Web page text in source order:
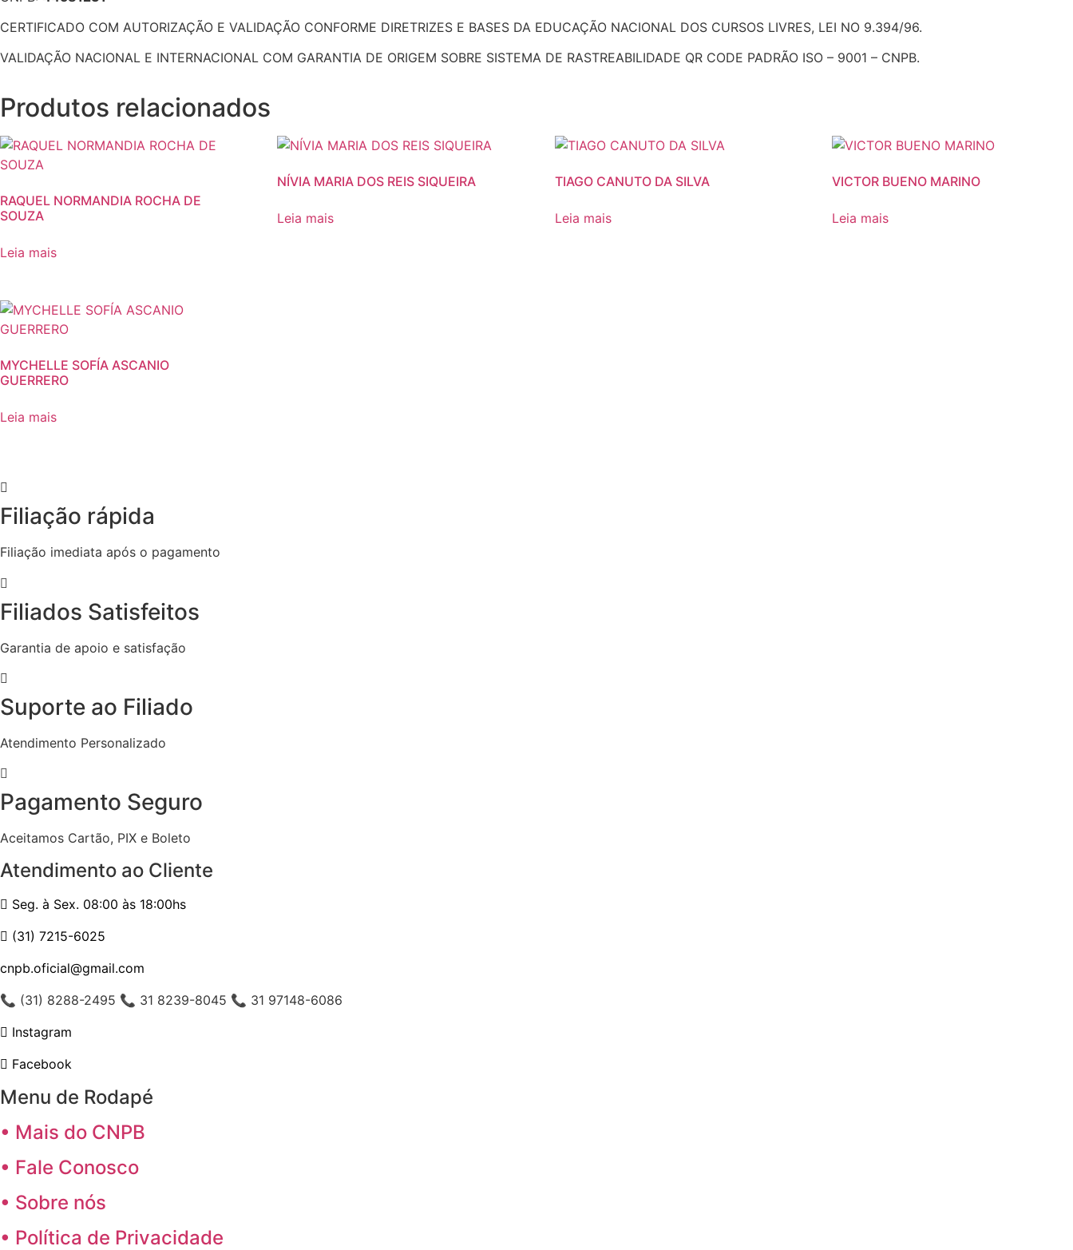
CERTIFICADO COM AUTORIZAÇÃO E VALIDAÇÃO CONFORME DIRETRIZES E BASES DA EDUCAÇÃO NACIONAL DOS CURSOS LIVRES, LEI NO 9.394/96.
VALIDAÇÃO NACIONAL E INTERNACIONAL COM GARANTIA DE ORIGEM SOBRE SISTEMA DE RASTREABILIDADE QR CODE PADRÃO ISO – 9001 – CNPB.
Produtos relacionados
RAQUEL NORMANDIA ROCHA DE
SOUZA
Leia mais
NÍVIA MARIA DOS REIS SIQUEIRA
Leia mais
TIAGO CANUTO DA SILVA
Leia mais
VICTOR BUENO MARINO
Leia mais
MYCHELLE SOFÍA ASCANIO
GUERRERO
Leia mais
Filiação rápida
Filiação imediata após o pagamento
Filiados Satisfeitos
Garantia de apoio e satisfação
Suporte ao Filiado
Atendimento Personalizado
Pagamento Seguro
Aceitamos Cartão, PIX e Boleto
Atendimento ao Cliente
Seg. à Sex. 08:00 às 18:00hs
(31) 7215-6025
cnpb.oficial@gmail.com
📞 (31) 8288-2495 📞 31 8239-8045 📞 31 97148-6086
Instagram
Facebook
Menu de Rodapé
• Mais do CNPB
• Fale Conosco
• Sobre nós
• Política de Privacidade